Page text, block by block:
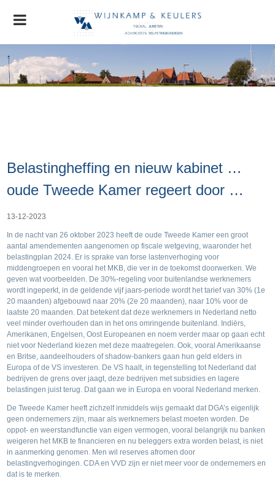
Home
Organisatie
Stichting MVO
Contact
Belastingheffing en nieuw kabinet …
oude Tweede Kamer regeert door …
13-12-2023
In de nacht van 26 oktober 2023 heeft de oude Tweede Kamer een groot
aantal amendementen aangenomen op fiscale wetgeving, waaronder het
belastingplan 2024. Er is sprake van forse lastenverhoging voor
middengroepen en vooral het MKB, die ver in de toekomst doorwerken. We
geven wat voorbeelden. De 30%-regeling voor buitenlandse werknemers
wordt ingeperkt, in de geldende vijf jaars-periode wordt het tarief van 30% (1e
20 maanden) afgebouwd naar 20% (2e 20 maanden), naar 10% voor de
laatste 20 maanden. Dat betekent dat deze werknemers in Nederland netto
veel minder overhouden dan in het ons omringende buitenland. Indiërs,
Amerikanen, Engelsen, Oost Europeanen en noem verder maar op gaan echt
niet voor Nederland kiezen met deze maatregelen. Ook, vooral Amerikaanse
en Britse, aandeelhouders of shadow-bankers gaan hun geld elders in
Europa of de VS investeren. De VS haalt, in tegenstelling tot Nederland dat
bedrijven de grens over jaagt, deze bedrijven met subsidies en lagere
belastingen juist terug. Dat gaan we in Europa en vooral Nederland merken.
De Tweede Kamer heeft zichzelf inmiddels wijs gemaakt dat DGA’s eigenlijk
geen ondernemers zijn, maar als werknemers belast moeten worden. De
oppot- en weerstandfunctie van eigen vermogen, vooral belangrijk nu banken
weigeren het MKB te financieren en nu beleggers extra worden belast, is niet
in aanmerking genomen. Men wil reserves afromen door
belastingverhogingen. CDA en VVD zijn er niet meer voor de ondernemers en
dat is te merken.